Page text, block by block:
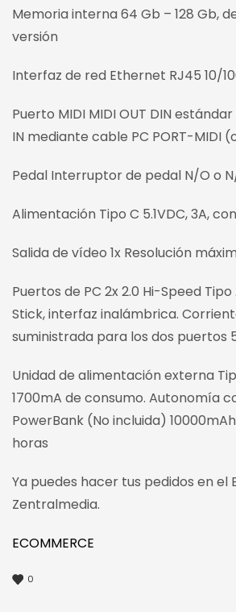
Memoria interna 64 Gb – 128 Gb,
versión
Interfaz de red Ethernet RJ45 10/
Puerto MIDI MIDI OUT DIN
IN mediante cable PC PORT-MIDI
Pedal Interruptor de pedal N/O o
Alimentación Tipo C 5.1VDC, 3A,
Salida de vídeo 1x Resolución
Puertos de PC 2x 2.0 Hi-Speed
Stick, interfaz inalámbrica.
suministrada para los dos puertos
Unidad de alimentación externa
1700mA de consumo. Autonomía
PowerBank (No incluida)
horas
Ya puedes hacer tus pedidos en el
Zentralmedia.
ECOMMERCE
0